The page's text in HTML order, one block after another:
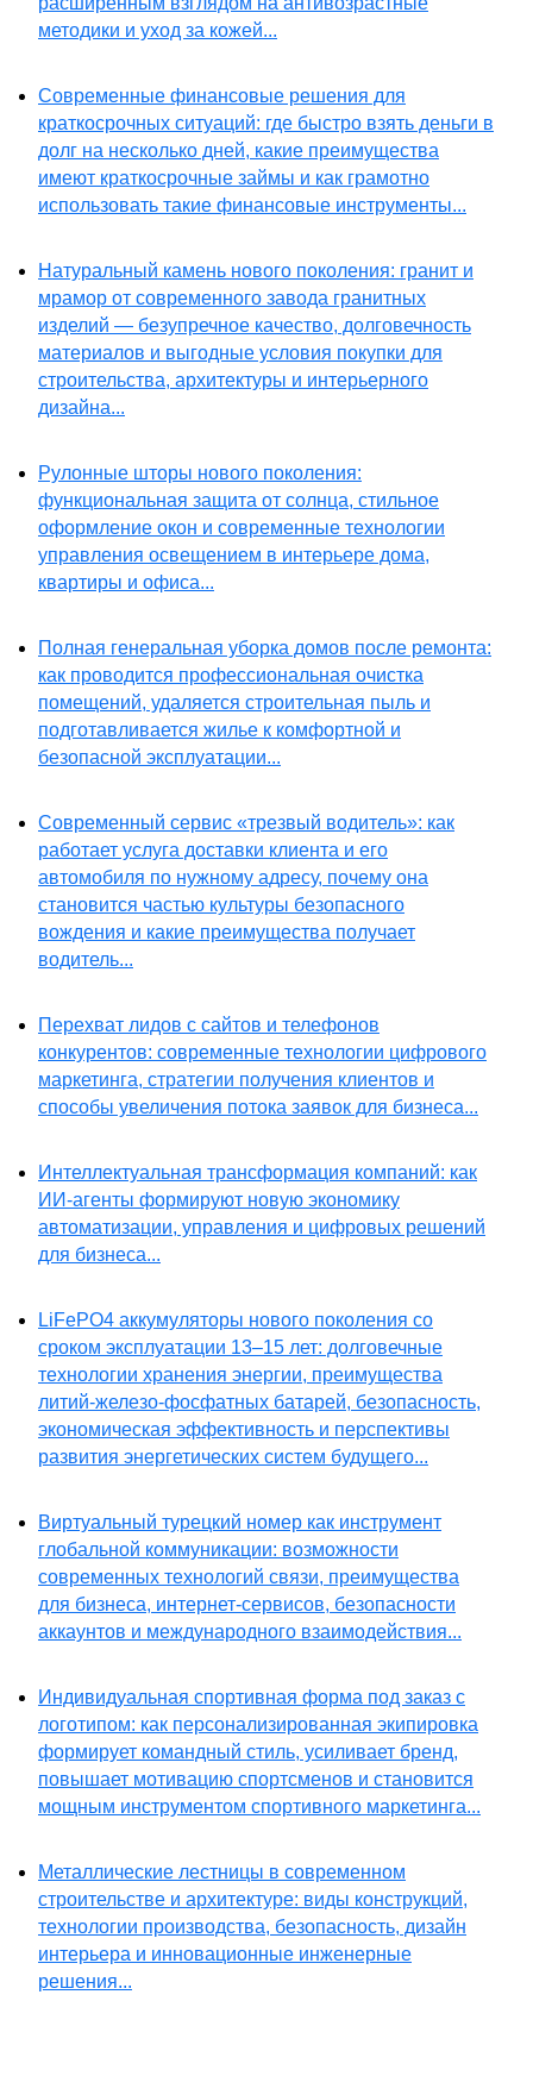
методики и уход за кожей...
Современные финансовые решения для
краткосрочных ситуаций: где быстро взять деньги в
долг на несколько дней, какие преимущества
имеют краткосрочные займы и как грамотно
использовать такие финансовые инструменты...
Натуральный камень нового поколения: гранит и
мрамор от современного завода гранитных
изделий — безупречное качество, долговечность
материалов и выгодные условия покупки для
строительства, архитектуры и интерьерного
дизайна...
Рулонные шторы нового поколения:
функциональная защита от солнца, стильное
оформление окон и современные технологии
управления освещением в интерьере дома,
квартиры и офиса...
Полная генеральная уборка домов после ремонта:
как проводится профессиональная очистка
помещений, удаляется строительная пыль и
подготавливается жилье к комфортной и
безопасной эксплуатации...
Современный сервис «трезвый водитель»: как
работает услуга доставки клиента и его
автомобиля по нужному адресу, почему она
становится частью культуры безопасного
вождения и какие преимущества получает
водитель...
Перехват лидов с сайтов и телефонов
конкурентов: современные технологии цифрового
маркетинга, стратегии получения клиентов и
способы увеличения потока заявок для бизнеса...
Интеллектуальная трансформация компаний: как
ИИ-агенты формируют новую экономику
автоматизации, управления и цифровых решений
для бизнеса...
LiFePO4 аккумуляторы нового поколения со
сроком эксплуатации 13–15 лет: долговечные
технологии хранения энергии, преимущества
литий-железо-фосфатных батарей, безопасность,
экономическая эффективность и перспективы
развития энергетических систем будущего...
Виртуальный турецкий номер как инструмент
глобальной коммуникации: возможности
современных технологий связи, преимущества
для бизнеса, интернет-сервисов, безопасности
аккаунтов и международного взаимодействия...
Индивидуальная спортивная форма под заказ с
логотипом: как персонализированная экипировка
формирует командный стиль, усиливает бренд,
повышает мотивацию спортсменов и становится
мощным инструментом спортивного маркетинга...
Металлические лестницы в современном
строительстве и архитектуре: виды конструкций,
технологии производства, безопасность, дизайн
интерьера и инновационные инженерные
решения...